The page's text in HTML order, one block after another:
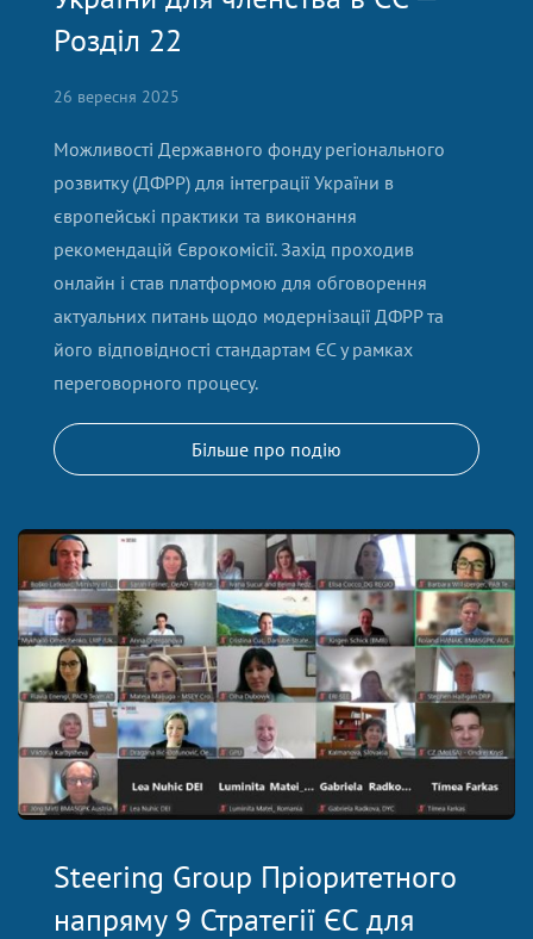
Розділ 22
26 вересня 2025
Можливості Державного фонду регіонального
розвитку (ДФРР) для інтеграції України в
європейські практики та виконання
рекомендацій Єврокомісії. Захід проходив
онлайн і став платформою для обговорення
актуальних питань щодо модернізації ДФРР та
його відповідності стандартам ЄС у рамках
переговорного процесу.
Більше про подію
Steering Group Пріоритетного
напряму 9 Стратегії ЄС для